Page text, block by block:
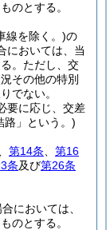
のとする。
線を除く。)の
においては、当
。 ただし、交
その他の特別
でない。
要に応じ、交差
路」という。)
第14条
第16
条及び第26条
においては、
のとする。